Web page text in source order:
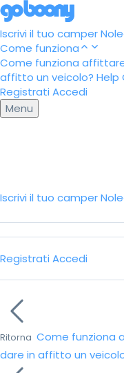
Iscrivi il tuo camper
Come funziona
Come funziona
affitto un veicolo? Help
Registrati Accedi
Menu
Iscrivi il tuo camper
Registrati Accedi
Ritorna Come funziona
dare in affitto un